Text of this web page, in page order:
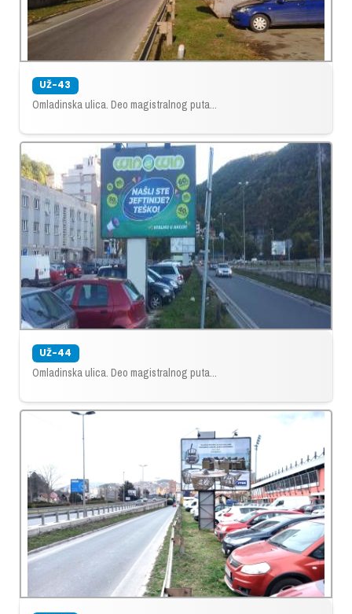
UŽ-43
Omladinska ulica. Deo magistralnog puta...
UŽ-44
Omladinska ulica. Deo magistralnog puta...